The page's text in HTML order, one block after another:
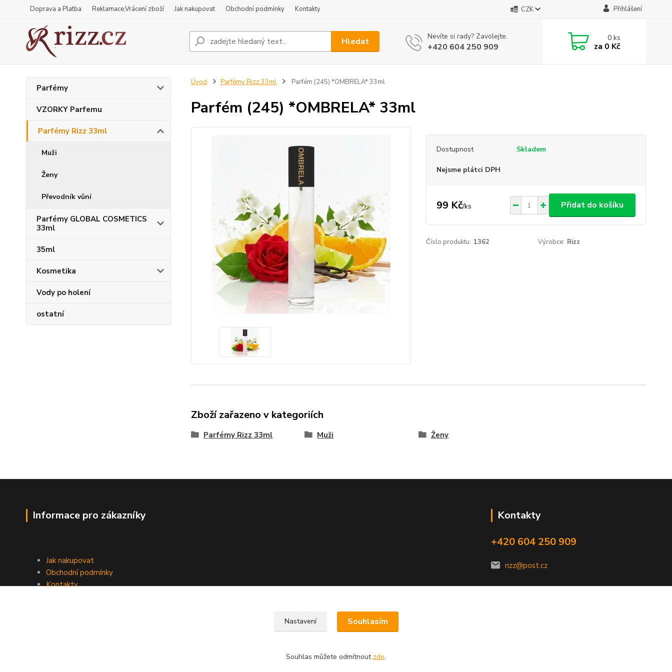
Doprava a Platba Reklamace,Vrácení zboží Jak nakupovat Obchodní podmínky Kontakty CZK Přihlášení
Hledat Nevíte si rady? Zavolejte.
+420 604 250 909
0ks
za 0 Kč
Parfémy
VZORKY Parfemu
Parfémy Rizz 33ml
Muži
Ženy
Převodník vůní
Parfémy GLOBAL COSMETICS
33ml
35ml
Kosmetika
Vody po holení
ostatní
Úvod Parfémy Rizz 33ml Parfém (245) *OMBRELA* 33ml
Parfém (245) *OMBRELA* 33ml
Dostupnost Skladem
Nejsme plátci DPH
99 Kč/ks Přidat do košíku
Číslo produktu: 1362 Výrobce: Rizz
Zboží zařazeno v kategoriích
Parfémy Rizz 33ml Muži Ženy
Informace pro zákazníky
Jak nakupovat
Obchodní podmínky
Kontakty
Kontakty
+420 604 250 909
rizz@post.cz
Nastavení Souhlasím
Souhlas můžete odmítnout zde.